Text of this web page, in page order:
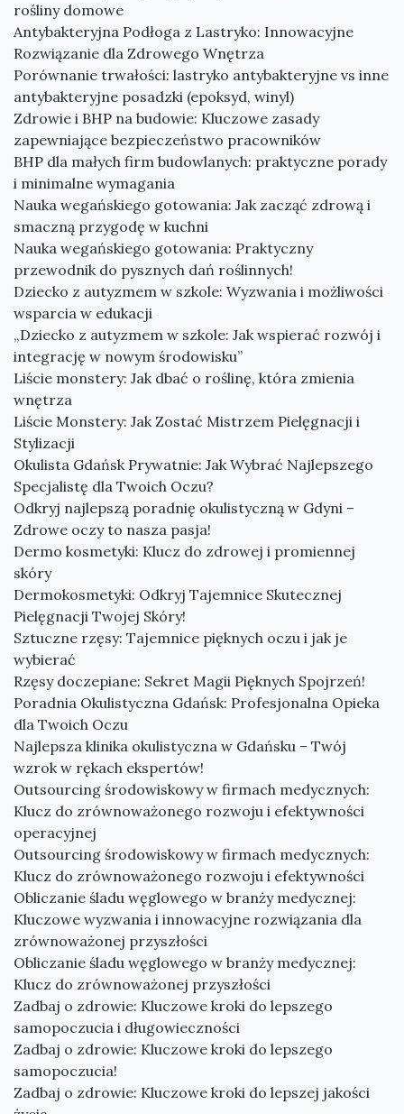
rośliny domowe
Antybakteryjna Podłoga z Lastryko: Innowacyjne
Rozwiązanie dla Zdrowego Wnętrza
Porównanie trwałości: lastryko antybakteryjne vs inne
antybakteryjne posadzki (epoksyd, winyl)
Zdrowie i BHP na budowie: Kluczowe zasady
zapewniające bezpieczeństwo pracowników
BHP dla małych firm budowlanych: praktyczne porady
i minimalne wymagania
Nauka wegańskiego gotowania: Jak zacząć zdrową i
smaczną przygodę w kuchni
Nauka wegańskiego gotowania: Praktyczny
przewodnik do pysznych dań roślinnych!
Dziecko z autyzmem w szkole: Wyzwania i możliwości
wsparcia w edukacji
„Dziecko z autyzmem w szkole: Jak wspierać rozwój i
integrację w nowym środowisku”
Liście monstery: Jak dbać o roślinę, która zmienia
wnętrza
Liście Monstery: Jak Zostać Mistrzem Pielęgnacji i
Stylizacji
Okulista Gdańsk Prywatnie: Jak Wybrać Najlepszego
Specjalistę dla Twoich Oczu?
Odkryj najlepszą poradnię okulistyczną w Gdyni –
Zdrowe oczy to nasza pasja!
Dermo kosmetyki: Klucz do zdrowej i promiennej
skóry
Dermokosmetyki: Odkryj Tajemnice Skutecznej
Pielęgnacji Twojej Skóry!
Sztuczne rzęsy: Tajemnice pięknych oczu i jak je
wybierać
Rzęsy doczepiane: Sekret Magii Pięknych Spojrzeń!
Poradnia Okulistyczna Gdańsk: Profesjonalna Opieka
dla Twoich Oczu
Najlepsza klinika okulistyczna w Gdańsku – Twój
wzrok w rękach ekspertów!
Outsourcing środowiskowy w firmach medycznych:
Klucz do zrównoważonego rozwoju i efektywności
operacyjnej
Outsourcing środowiskowy w firmach medycznych:
Klucz do zrównoważonego rozwoju i efektywności
Obliczanie śladu węglowego w branży medycznej:
Kluczowe wyzwania i innowacyjne rozwiązania dla
zrównoważonej przyszłości
Obliczanie śladu węglowego w branży medycznej:
Klucz do zrównoważonej przyszłości
Zadbaj o zdrowie: Kluczowe kroki do lepszego
samopoczucia i długowieczności
Zadbaj o zdrowie: Kluczowe kroki do lepszego
samopoczucia!
Zadbaj o zdrowie: Kluczowe kroki do lepszej jakości